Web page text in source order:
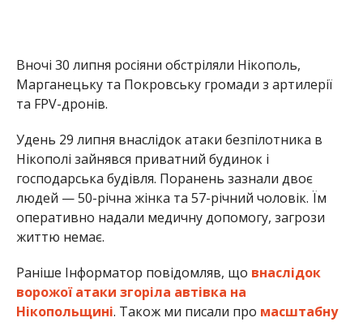
ворожої атаки згоріла автівка на
Нікопольщині. Також ми писали про масштабну
пожежу, яка виникла після ворожого обстрілу в